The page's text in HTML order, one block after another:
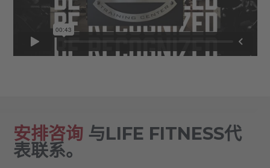
安排咨询与LIFE FITNESS代
表联系。